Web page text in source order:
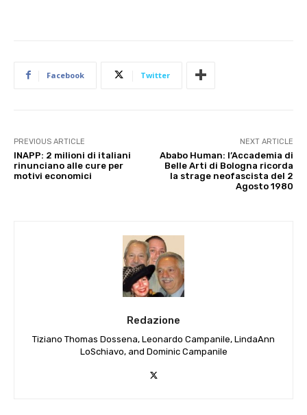
Facebook Twitter
PREVIOUS ARTICLE
INAPP: 2 milioni di italiani
rinunciano alle cure per
motivi economici
NEXT ARTICLE
Ababo Human: l’Accademia di
Belle Arti di Bologna ricorda
la strage neofascista del 2
Agosto 1980
Redazione
Tiziano Thomas Dossena, Leonardo Campanile, LindaAnn
LoSchiavo, and Dominic Campanile